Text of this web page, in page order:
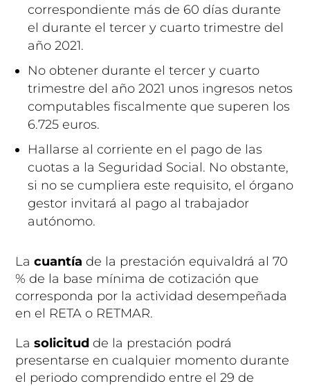
correspondiente más de 60 días durante
el durante el tercer y cuarto trimestre del
año 2021.
No obtener durante el tercer y cuarto
trimestre del año 2021 unos ingresos netos
computables fiscalmente que superen los
6.725 euros.
Hallarse al corriente en el pago de las
cuotas a la Seguridad Social. No obstante,
si no se cumpliera este requisito, el órgano
gestor invitará al pago al trabajador
autónomo.
Lacuantía de la prestación equivaldrá al 70
% de la base mínima de cotización que
corresponda por la actividad desempeñada
en el RETA o RETMAR.
Lasolicitud de la prestación podrá
presentarse en cualquier momento durante
el periodo comprendido entre el 29 de